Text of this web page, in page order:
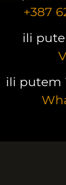
+387
ili
ili putem